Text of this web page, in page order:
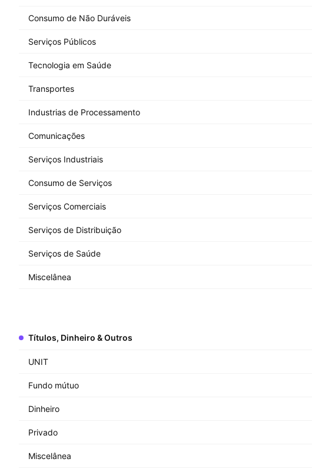
Consumo de Não Duráveis
Serviços Públicos
Tecnologia em Saúde
Transportes
Industrias de Processamento
Comunicações
Serviços Industriais
Consumo de Serviços
Serviços Comerciais
Serviços de Distribuição
Serviços de Saúde
Miscelânea
Títulos, Dinheiro & Outros
UNIT
Fundo mútuo
Dinheiro
Privado
Miscelânea